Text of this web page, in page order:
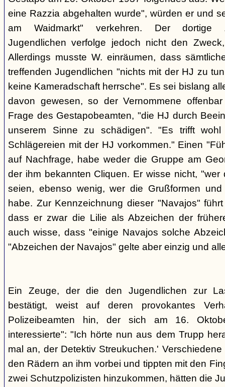
eine Razzia abgehalten wurde", würden er und
am Waidmarkt" verkehren. Der dortige
Jugendlichen verfolge jedoch nicht den
Allerdings musste W. einräumen, dass
treffenden Jugendlichen "nichts mit der HJ zu
keine Kameradschaft herrsche". Es sei bislang
davon gewesen, so der Vernommene
Frage des Gestapobeamten, "die HJ durch
unserem Sinne zu schädigen". "Es trifft
Schlägereien mit der HJ vorkommen." Einen
auf Nachfrage, habe weder die Gruppe am
der ihm bekannten Cliquen. Er wisse nicht, "wer
seien, ebenso wenig, wer die Grußformen
habe. Zur Kennzeichnung dieser "Navajos"
dass er zwar die Lilie als Abzeichen der
auch wisse, dass "einige Navajos solche
"Abzeichen der Navajos" gelte aber einzig und
Ein Zeuge, der die den Jugendlichen zur
bestätigt, weist auf deren provokantes
Polizeibeamten hin, der sich am 16.
interessierte": "Ich hörte nun aus dem Trupp
mal an, der Detektiv Streukuchen.'
den Rädern an ihm vorbei und tippten mit den
zwei Schutzpolizisten hinzukommen, hätten die